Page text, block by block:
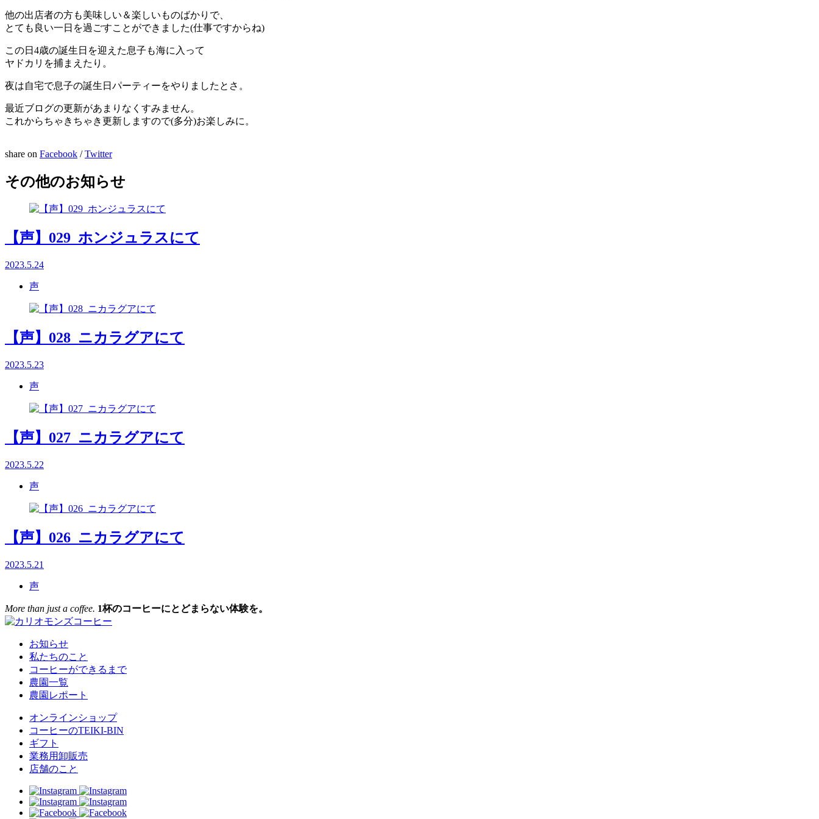
他の出店者の方も美味しい＆楽しいものばかりで、
とても良い一日を過ごすことができました(仕事ですからね)
この日4歳の誕生日を迎えた息子も海に入って
ヤドカリを捕まえたり。
夜は自宅で息子の誕生日パーティーをやりましたとさ。
最近ブログの更新があまりなくすみません。
これからちゃきちゃき更新しますので(多分)お楽しみに。
share on Facebook /Twitter
その他のお知らせ
【声】029_ホンジュラスにて
2023.5.24
声
【声】028_ニカラグアにて
2023.5.23
声
【声】027_ニカラグアにて
2023.5.22
声
【声】026_ニカラグアにて
2023.5.21
声
More than just a coffee. 1杯のコーヒーにとどまらない体験を。
お知らせ
私たちのこと
コーヒーができるまで
農園一覧
農園レポート
オンラインショップ
コーヒーのTEIKI-BIN
ギフト
業務用卸販売
店舗のこと